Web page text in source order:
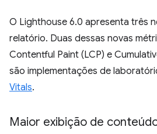
O Lighthouse 6.0 apresenta três
relatório. Duas dessas novas
Contentful Paint (LCP) e
são implementações de
Vitals.
Maior exibição de